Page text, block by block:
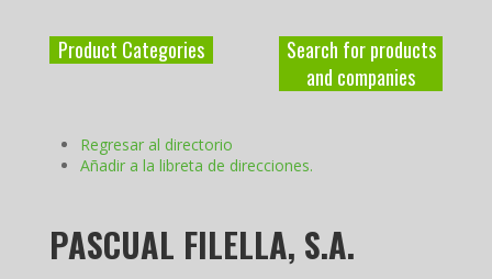
Product Categories
Search for products
and companies
Regresar al directorio
Añadir a la libreta de direcciones.
PASCUAL FILELLA, S.A.